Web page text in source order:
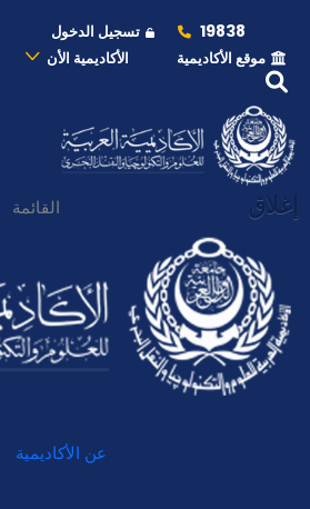
19838 تسجيل الدخول
موقع الأكاديمية
الأكاديمية الأن
إغلاق القائمة
عن الأكاديمية